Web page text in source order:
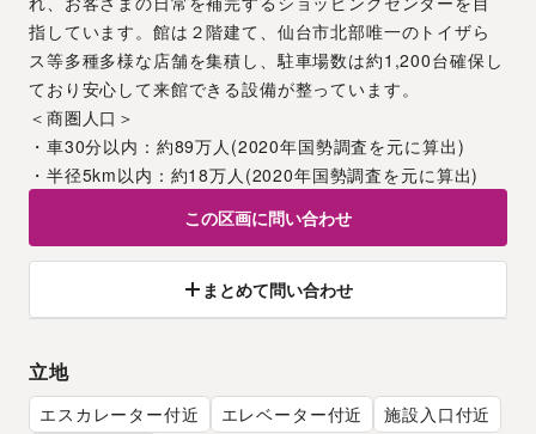
指しています。館は２階建て、仙台市北部唯一のトイザら
ス等多種多様な店舗を集積し、駐車場数は約1,200台確保し
ており安心して来館できる設備が整っています。
＜商圏人口＞
・車30分以内：約89万人(2020年国勢調査を元に算出)
・半径5km以内：約18万人(2020年国勢調査を元に算出)
この区画に問い合わせ
まとめて問い合わせ
立地
エスカレーター付近 エレベーター付近
施設入口付近